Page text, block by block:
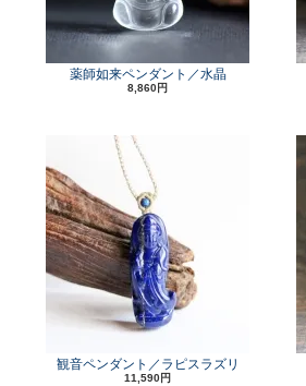
薬師如来ペンダント／水晶
8,860円
観音ペンダント／ラピスラズリ
11,590円